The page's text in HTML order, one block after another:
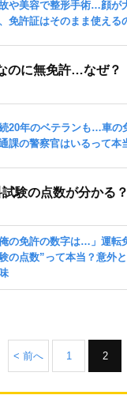
のに無免許…なぜ？
験の点数が分かる？
< 前へ 1 2